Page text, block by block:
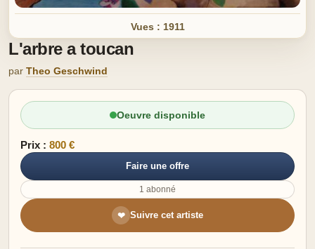
Vues : 1911
L'arbre a toucan
par Theo Geschwind
Oeuvre disponible
Prix : 800 €
Faire une offre
1 abonné
❤ Suivre cet artiste